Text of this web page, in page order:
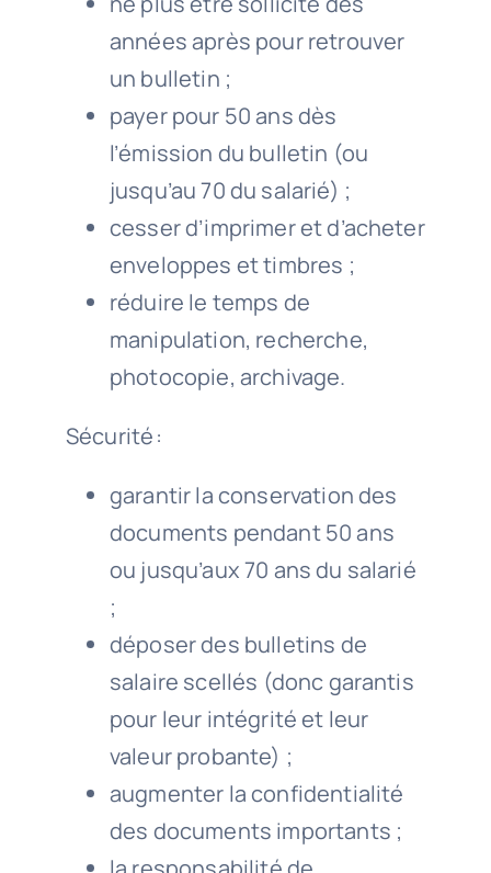
années après pour retrouver
un bulletin ;
payer pour 50 ans dès
l’émission du bulletin (ou
jusqu’au 70 du salarié) ;
cesser d’imprimer et d’acheter
enveloppes et timbres ;
réduire le temps de
manipulation, recherche,
photocopie, archivage.
Sécurité :
garantir la conservation des
documents pendant 50 ans
ou jusqu’aux 70 ans du salarié
;
déposer des bulletins de
salaire scellés (donc garantis
pour leur intégrité et leur
valeur probante) ;
augmenter la confidentialité
des documents importants ;